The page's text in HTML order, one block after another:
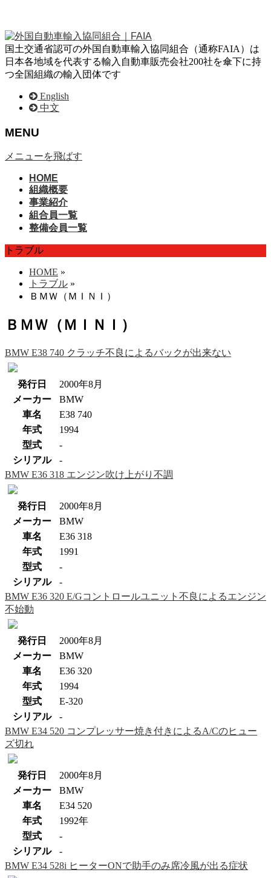
国土交通省認可の外国自動車輸入協同組合（通称FAIA）は
日本各地域を代表する輸入自動車販売会社200社を傘下に持
つ全国組織の輸入団体です
English
中文
MENU
メニューを飛ばす
HOME
組織概要
事業紹介
組合員一覧
整備会員一覧
トラブル
HOME »
トラブル »
ＢＭＷ（ＭＩＮＩ）
ＢＭＷ（ＭＩＮＩ）
BMW E38 740 クラッチ不良によるバックが出来ない
発行日
2000年8月
メーカー
BMW
車名
E38 740
年式
1994
型式
-
シリアル
-
BMW E36 318 エンジン吹け上がり不調
発行日
2000年8月
メーカー
BMW
車名
E36 318
年式
1991
型式
-
シリアル
-
BMW E36 320 E/Gコントロールユニット不良によるエンジン
不始動
発行日
2000年8月
メーカー
BMW
車名
E36 320
年式
1994
型式
E-320
シリアル
-
BMW E34 520 コンプレッサー焼き付きによるA/Cのヒュー
ズ切れ
発行日
2000年8月
メーカー
BMW
車名
E34 520
年式
1992年
型式
-
シリアル
-
BMW E34 528i ヒーターONで助手のみ席冷風が出る症状